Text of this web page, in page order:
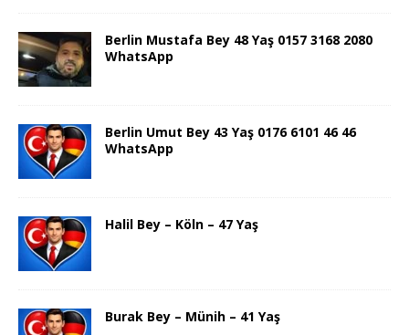
Berlin Mustafa Bey 48 Yaş 0157 3168 2080
WhatsApp
Berlin Umut Bey 43 Yaş 0176 6101 46 46
WhatsApp
Halil Bey – Köln – 47 Yaş
Burak Bey – Münih – 41 Yaş